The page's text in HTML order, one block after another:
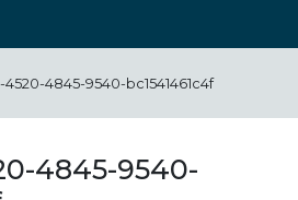
4845-9540-bc1541461c4f
4845-9540-